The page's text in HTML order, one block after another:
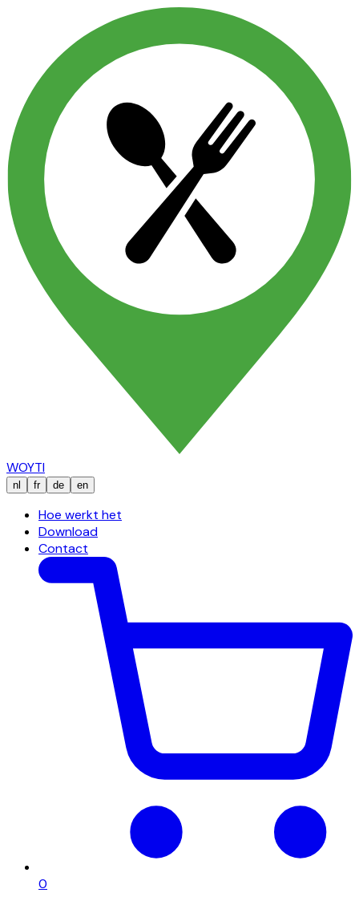
WOYTI
nl fr de en
Hoe werkt het
Download
Contact
0